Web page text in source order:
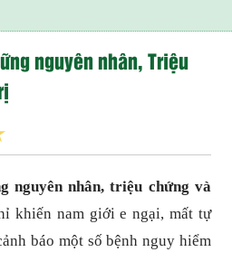
nguyên nhân, Triệu
nguyên nhân, triệu chứng và
khiến nam giới e ngại, mất tự
báo một số bệnh nguy hiểm